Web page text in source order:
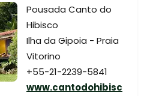
Pousada Canto do
Hibisco
Ilha da Gipoia - Praia
Vitorino
+55-21-2239-5841
www.cantodohibisc